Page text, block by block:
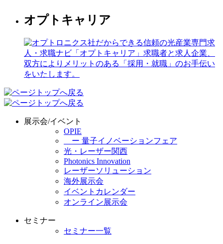
オプトキャリア
展示会/イベント
OPIE
ー 量子イノベーションフェア
光・レーザー関西
Photonics Innovation
レーザーソリューション
海外展示会
イベントカレンダー
オンライン展示会
セミナー
セミナー一覧